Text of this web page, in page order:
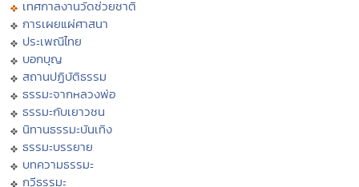
เทศกาลงานวัดช่วยชาติ
การเผยแผ่ศาสนา
ประเพณีไทย
บอกบุญ
สถานปฏิบัติธรรม
ธรรมะจากหลวงพ่อ
ธรรมะกับเยาวชน
นิทานธรรมะบันเทิง
ธรรมะบรรยาย
บทความธรรมะ
กวีธรรมะ